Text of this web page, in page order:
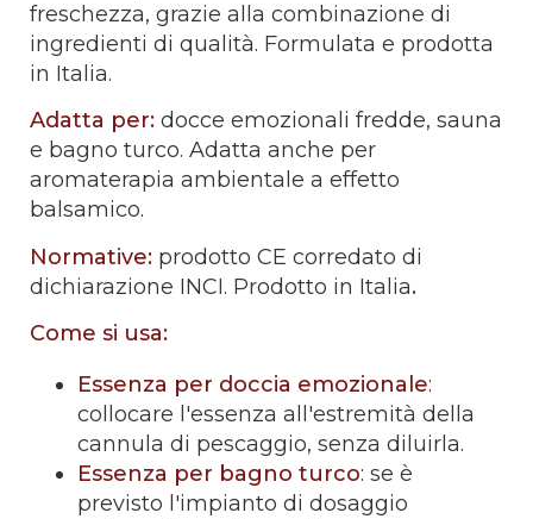
freschezza, grazie alla combinazione di
ingredienti di qualità. Formulata e prodotta
in Italia.
Adatta per: docce emozionali fredde, sauna
e bagno turco. Adatta anche per
aromaterapia ambientale a effetto
balsamico.
Normative: prodotto CE corredato di
dichiarazione INCI. Prodotto in Italia.
Come si usa:
Essenza per doccia emozionale:
collocare l'essenza all'estremità della
cannula di pescaggio, senza diluirla.
Essenza per bagno turco: se è
previsto l'impianto di dosaggio